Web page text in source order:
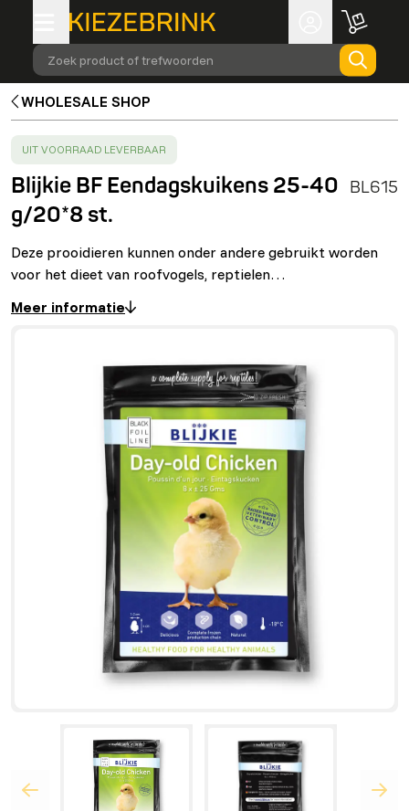
Zoek product of trefwoorden
WHOLESALE SHOP
SUCCESS:
UIT VOORRAAD LEVERBAAR
Blijkie BF Eendagskuikens 25-40
g/20*8 st.
BL615
Deze prooidieren kunnen onder andere gebruikt worden
voor het dieet van roofvogels, reptielen…
Meer informatie